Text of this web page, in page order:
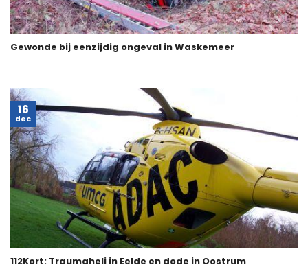
Gewonde bij eenzijdig ongeval in Waskemeer
112Kort: Traumaheli in Eelde en dode in Oostrum
16
dec